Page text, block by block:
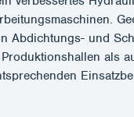
Abdichtungs- und
als